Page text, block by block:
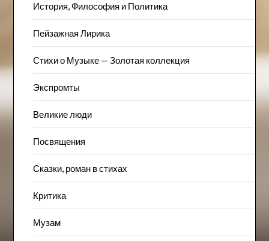
История, Философия и Политика
Пейзажна​я Лирика
Стихи о Музыке — Золотая коллекция
Экспромты
Великие люди
Посвящения
Сказки, роман в стихах
Критика
Музам